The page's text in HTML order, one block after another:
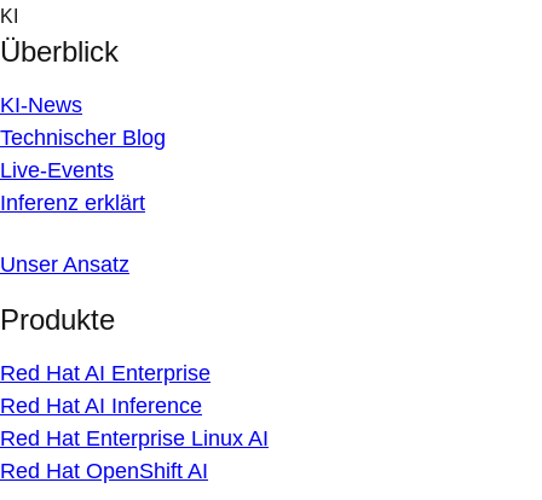
Skip
to
content
KI
Überblick
KI-News
Technischer Blog
Live-Events
Inferenz erklärt
Unser Ansatz
Produkte
Red Hat AI Enterprise
Red Hat AI Inference
Red Hat Enterprise Linux AI
Red Hat OpenShift AI